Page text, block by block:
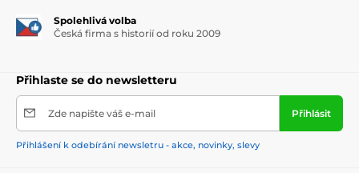
Spolehlivá volba
Česká firma s historií od roku 2009
Přihlaste se do newsletteru
Zde napište váš e-mail Přihlásit
Přihlášení k odebírání newsletru - akce, novinky, slevy